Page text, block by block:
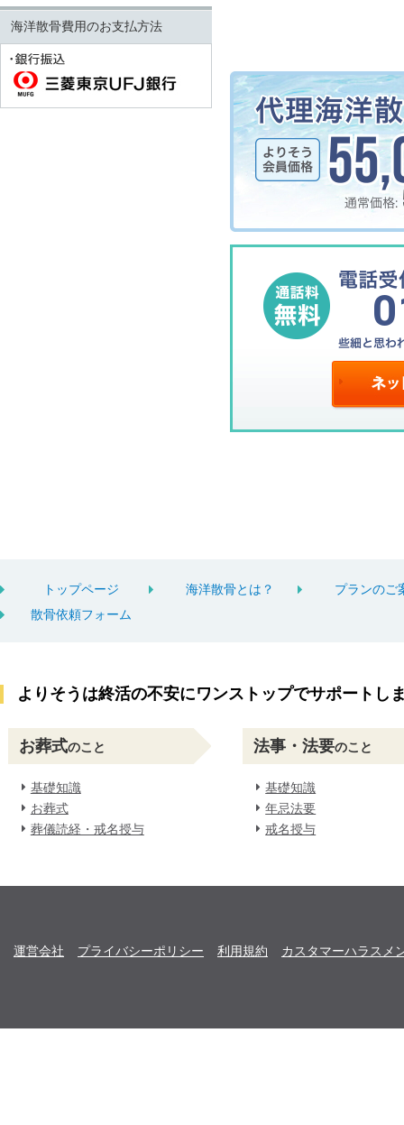
海洋散骨費用のお支払方法
トップページ 海洋散骨とは？
プランのご
散骨依頼フォーム
よりそうは終活の不安にワンストップでサポートし
お葬式のこと
基礎知識
お葬式
葬儀読経・戒名授与
法事・法要のこと
基礎知識
年忌法要
戒名授与
運営会社 プライバシーポリシー 利用規約 カスタマーハラスメ